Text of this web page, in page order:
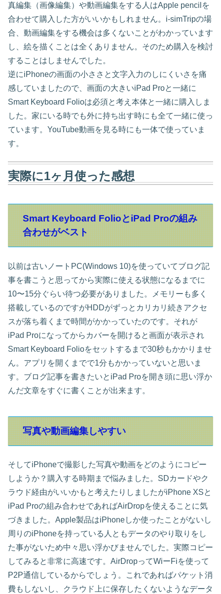
真編集（画像編集）や動画編集をする人はApple pencilを
合わせて購入した方がいいかもしれません。i-simTripの場
合、動画編集をする機会は多くないことがわかっています
し、絵を描くことは全くありません。そのため購入を検討
することはしませんでした。
逆にiPhoneの画面の小ささと文字入力のしにくいさを痛
感していましたので、画面の大きいiPad Proと一緒に
Smart Keyboard Folioは必須と考え本体と一緒に購入しま
した。家にいる時でも外に持ち出す時にも全て一緒に使っ
ています。YouTube動画を見る時にも一体で使っていま
す。
実際に1ヶ月使った感想
Smart Keyboard FolioとiPad Proの組み
合わせがベスト
以前は古いノートPC(Windows 10)を使っていてブログ記
事を書こうと思ってから実際に使える状態になるまでに
10〜15分ぐらい待つ必要がありました。メモリーも多く
搭載しているのですがHDDがずっとカリカリ続きアクセ
スが落ち着くまで時間がかかっていたのです。それが
iPad Proになってからカバーを開けると画面が表示され
Smart Keyboard Folioをセットするまで30秒もかかりませ
ん。アプリを開くまでで1分もかかっていないと思いま
す。ブログ記事を書きたいとiPad Proを開き頭に思い浮か
んだ文章をすぐに書くことが出来ます。
写真や動画編集しやすい
そしてiPhoneで撮影した写真や動画をどのようにコピー
しようか？購入する時期まで悩みました。SDカードやク
ラウド経由がいいかもと考えたりしましたがiPhone XSと
iPad Proの組み合わせであればAirDropを使えることに気
づきました。Apple製品はiPhoneしか使ったことがないし
周りのiPhoneを持っている人ともデータのやり取りをし
た事がないため中々思い浮かびませんでした。実際コピー
してみると非常に高速です。AirDropってWiーFiを使って
P2P通信しているからでしょう。これであればパケット消
費もしないし、クラウド上に保存したくないようなデータ